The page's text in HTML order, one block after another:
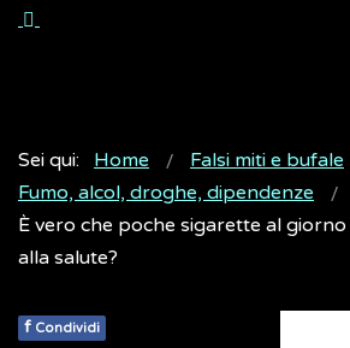
Sei qui: Home
Falsi miti e bufale
Fumo, alcol, droghe, dipendenze
È vero che poche sigarette al
alla salute?
f Condividi